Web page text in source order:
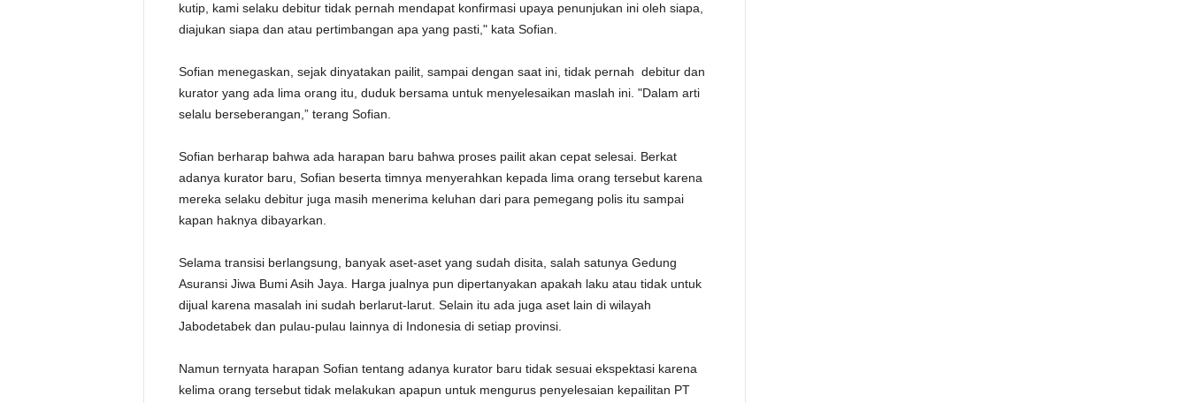
kutip, kami selaku debitur tidak pernah mendapat konfirmasi upaya penunjukan ini oleh siapa,
diajukan siapa dan atau pertimbangan apa yang pasti," kata Sofian.
Sofian menegaskan, sejak dinyatakan pailit, sampai dengan saat ini, tidak pernah debitur dan
kurator yang ada lima orang itu, duduk bersama untuk menyelesaikan maslah ini. "Dalam arti
selalu berseberangan,” terang Sofian.
Sofian berharap bahwa ada harapan baru bahwa proses pailit akan cepat selesai. Berkat
adanya kurator baru, Sofian beserta timnya menyerahkan kepada lima orang tersebut karena
mereka selaku debitur juga masih menerima keluhan dari para pemegang polis itu sampai
kapan haknya dibayarkan.
Selama transisi berlangsung, banyak aset-aset yang sudah disita, salah satunya Gedung
Asuransi Jiwa Bumi Asih Jaya. Harga jualnya pun dipertanyakan apakah laku atau tidak untuk
dijual karena masalah ini sudah berlarut-larut. Selain itu ada juga aset lain di wilayah
Jabodetabek dan pulau-pulau lainnya di Indonesia di setiap provinsi.
Namun ternyata harapan Sofian tentang adanya kurator baru tidak sesuai ekspektasi karena
kelima orang tersebut tidak melakukan apapun untuk mengurus penyelesaian kepailitan PT